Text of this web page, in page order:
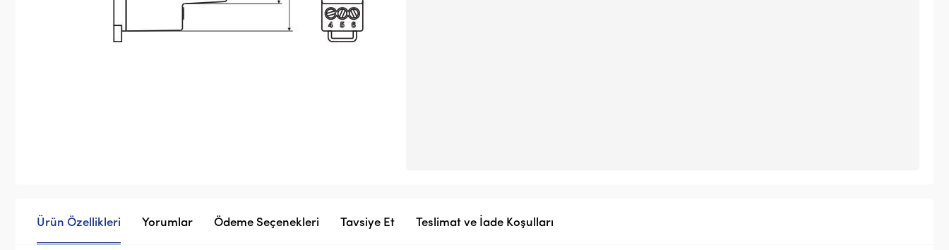
Ürün Özellikleri Yorumlar Ödeme Seçenekleri Tavsiye Et Teslimat ve İade Koşulları